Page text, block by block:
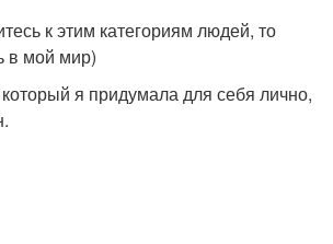
к этим категориям людей, то
в мой мир)
я придумала для себя лично,